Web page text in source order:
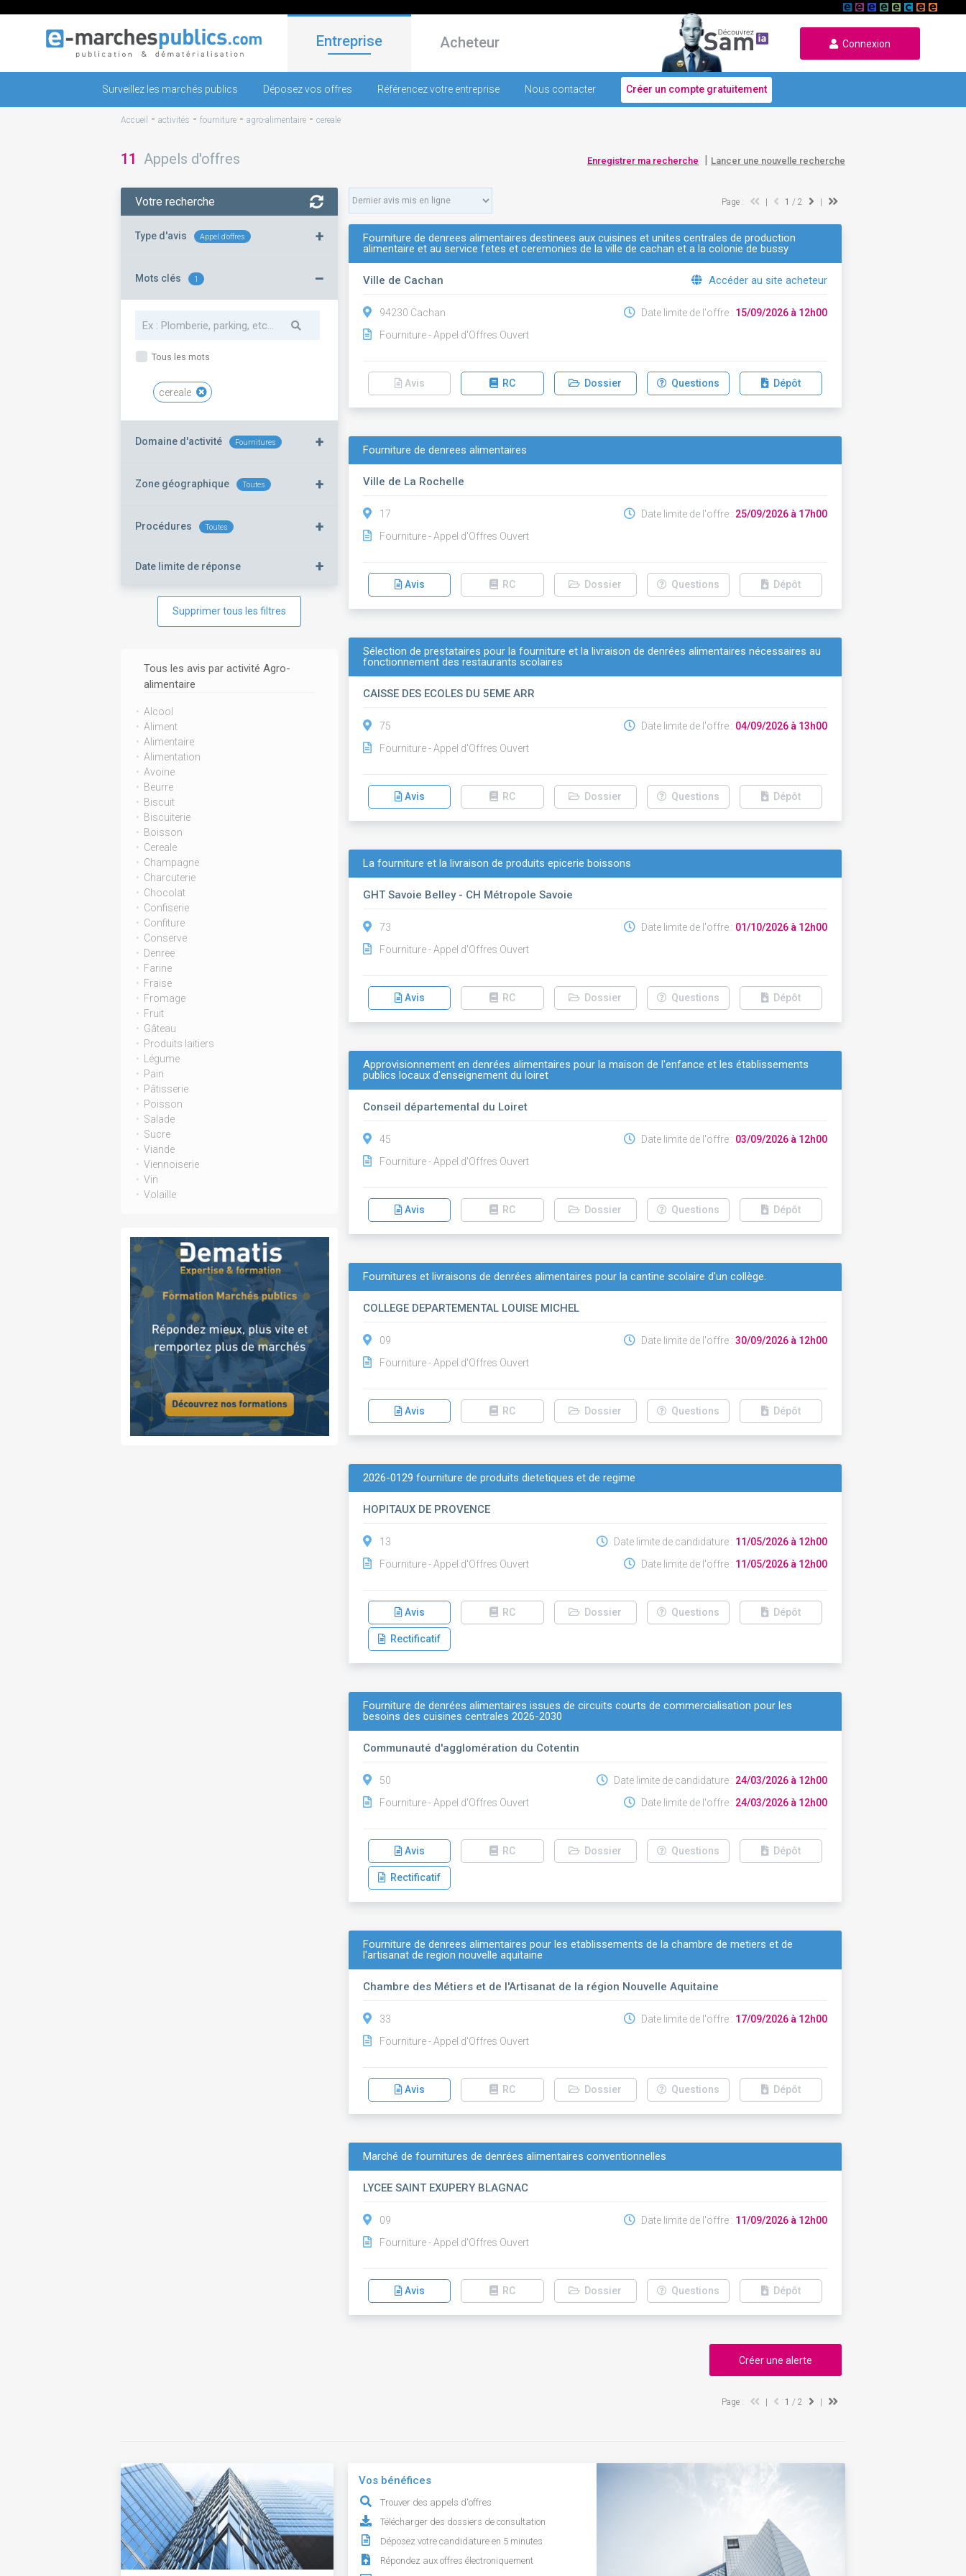
Entreprise Acheteur Connexion
Surveillez les marchés publics Déposez vos offres Référencez votre entreprise Nous contacter Créer un compte gratuitement
Accueil - activités - fourniture - agro-alimentaire - cereale
11 Appels d'offres Enregistrer ma recherche | Lancer une nouvelle recherche
Votre recherche
Type d'avis Appel d'offres +
Mots clés 1 –
Tous les mots
cereale
Domaine d'activité Fournitures +
Zone géographique Toutes +
Procédures Toutes +
Date limite de réponse +
Supprimer tous les filtres
Tous les avis par activité Agro-
alimentaire
Alcool
Aliment
Alimentaire
Alimentation
Avoine
Beurre
Biscuit
Biscuiterie
Boisson
Cereale
Champagne
Charcuterie
Chocolat
Confiserie
Confiture
Conserve
Denree
Farine
Fraise
Fromage
Fruit
Gâteau
Produits laitiers
Légume
Pain
Pâtisserie
Poisson
Salade
Sucre
Viande
Viennoiserie
Vin
Volaille
Page : 1 / 2
Fourniture de denrees alimentaires destinees aux cuisines et unites centrales de production
alimentaire et au service fetes et ceremonies de la ville de cachan et a la colonie de bussy
Ville de Cachan Accéder au site acheteur
94230 Cachan
Fourniture - Appel d'Offres Ouvert
Date limite de l'offre : 15/09/2026 à 12h00
Avis RC Dossier Questions Dépôt
Fourniture de denrees alimentaires
Ville de La Rochelle
17
Fourniture - Appel d'Offres Ouvert
Date limite de l'offre : 25/09/2026 à 17h00
Avis RC Dossier Questions Dépôt
Sélection de prestataires pour la fourniture et la livraison de denrées alimentaires nécessaires au
fonctionnement des restaurants scolaires
CAISSE DES ECOLES DU 5EME ARR
75
Fourniture - Appel d'Offres Ouvert
Date limite de l'offre : 04/09/2026 à 13h00
Avis RC Dossier Questions Dépôt
La fourniture et la livraison de produits epicerie boissons
GHT Savoie Belley - CH Métropole Savoie
73
Fourniture - Appel d'Offres Ouvert
Date limite de l'offre : 01/10/2026 à 12h00
Avis RC Dossier Questions Dépôt
Approvisionnement en denrées alimentaires pour la maison de l'enfance et les établissements
publics locaux d'enseignement du loiret
Conseil départemental du Loiret
45
Fourniture - Appel d'Offres Ouvert
Date limite de l'offre : 03/09/2026 à 12h00
Avis RC Dossier Questions Dépôt
Fournitures et livraisons de denrées alimentaires pour la cantine scolaire d'un collège.
COLLEGE DEPARTEMENTAL LOUISE MICHEL
09
Fourniture - Appel d'Offres Ouvert
Date limite de l'offre : 30/09/2026 à 12h00
Avis RC Dossier Questions Dépôt
2026-0129 fourniture de produits dietetiques et de regime
HOPITAUX DE PROVENCE
13
Fourniture - Appel d'Offres Ouvert
Date limite de candidature : 11/05/2026 à 12h00
Date limite de l'offre : 11/05/2026 à 12h00
Avis RC Dossier Questions Dépôt
Rectificatif
Fourniture de denrées alimentaires issues de circuits courts de commercialisation pour les
besoins des cuisines centrales 2026-2030
Communauté d'agglomération du Cotentin
50
Fourniture - Appel d'Offres Ouvert
Date limite de candidature : 24/03/2026 à 12h00
Date limite de l'offre : 24/03/2026 à 12h00
Avis RC Dossier Questions Dépôt
Rectificatif
Fourniture de denrees alimentaires pour les etablissements de la chambre de metiers et de
l'artisanat de region nouvelle aquitaine
Chambre des Métiers et de l'Artisanat de la région Nouvelle Aquitaine
33
Fourniture - Appel d'Offres Ouvert
Date limite de l'offre : 17/09/2026 à 12h00
Avis RC Dossier Questions Dépôt
Marché de fournitures de denrées alimentaires conventionnelles
LYCEE SAINT EXUPERY BLAGNAC
09
Fourniture - Appel d'Offres Ouvert
Date limite de l'offre : 11/09/2026 à 12h00
Avis RC Dossier Questions Dépôt
Créer une alerte
Page : 1 / 2
Vos bénéfices
Trouver des appels d'offres
Télécharger des dossiers de consultation
Déposez votre candidature en 5 minutes
Répondez aux offres électroniquement